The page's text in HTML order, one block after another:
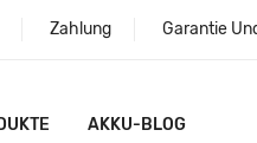
Zahlung Garantie
AKKU-BLOG